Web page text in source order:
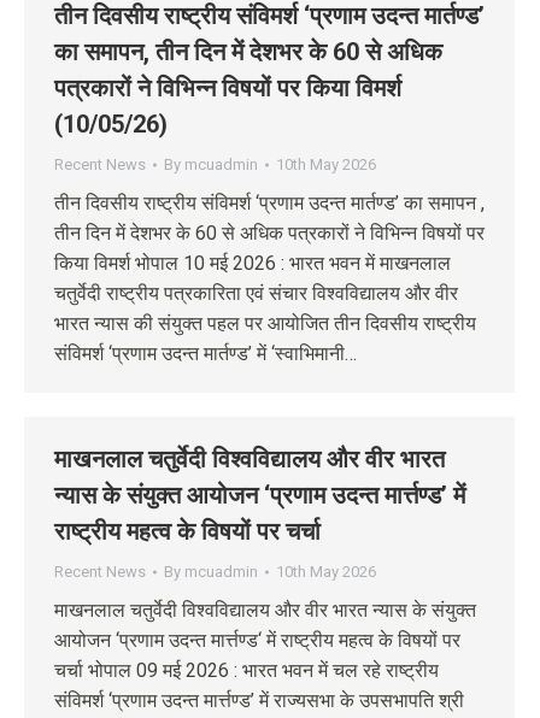
तीन दिवसीय राष्ट्रीय संविमर्श ‘प्रणाम उदन्त मार्तण्ड’
का समापन, तीन दिन में देशभर के 60 से अधिक
पत्रकारों ने विभिन्न विषयों पर किया विमर्श
(10/05/26)
Recent News By mcuadmin 10th May 2026
तीन दिवसीय राष्ट्रीय संविमर्श ‘प्रणाम उदन्त मार्तण्ड’ का समापन ,
तीन दिन में देशभर के 60 से अधिक पत्रकारों ने विभिन्न विषयों पर
किया विमर्श भोपाल 10 मई 2026 : भारत भवन में माखनलाल
चतुर्वेदी राष्ट्रीय पत्रकारिता एवं संचार विश्वविद्यालय और वीर
भारत न्यास की संयुक्त पहल पर आयोजित तीन दिवसीय राष्ट्रीय
संविमर्श ‘प्रणाम उदन्त मार्तण्ड’ में ‘स्वाभिमानी…
माखनलाल चतुर्वेदी विश्वविद्यालय और वीर भारत
न्यास के संयुक्त आयोजन ‘प्रणाम उदन्त मार्त्तण्ड’ में
राष्ट्रीय महत्व के विषयों पर चर्चा
Recent News By mcuadmin 10th May 2026
माखनलाल चतुर्वेदी विश्वविद्यालय और वीर भारत न्यास के संयुक्त
आयोजन ‘प्रणाम उदन्त मार्त्तण्ड‘ में राष्ट्रीय महत्व के विषयों पर
चर्चा भोपाल 09 मई 2026 : भारत भवन में चल रहे राष्ट्रीय
संविमर्श ‘प्रणाम उदन्त मार्त्तण्ड’ में राज्यसभा के उपसभापति श्री